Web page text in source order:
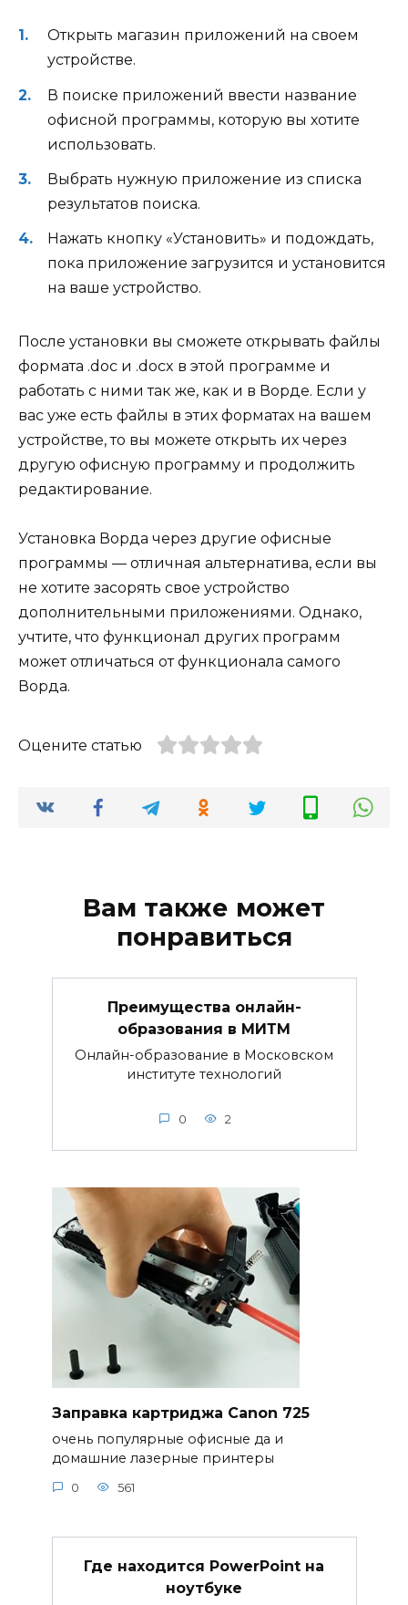
Открыть магазин приложений на своем
устройстве.
В поиске приложений ввести название
офисной программы, которую вы хотите
использовать.
Выбрать нужную приложение из списка
результатов поиска.
Нажать кнопку «Установить» и подождать,
пока приложение загрузится и установится
на ваше устройство.
После установки вы сможете открывать файлы
формата .doc и .docx в этой программе и
работать с ними так же, как и в Ворде. Если у
вас уже есть файлы в этих форматах на вашем
устройстве, то вы можете открыть их через
другую офисную программу и продолжить
редактирование.
Установка Ворда через другие офисные
программы — отличная альтернатива, если вы
не хотите засорять свое устройство
дополнительными приложениями. Однако,
учтите, что функционал других программ
может отличаться от функционала самого
Ворда.
Оцените статью
Вам также может
понравиться
Преимущества онлайн-
образования в МИТМ
Онлайн-образование в Московском
институте технологий
0 2
Заправка картриджа Canon 725
очень популярные офисные да и
домашние лазерные принтеры
0 561
Где находится PowerPoint на
ноутбуке